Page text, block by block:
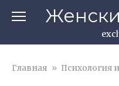
Главная » Психология